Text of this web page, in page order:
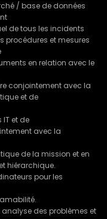
/ base de données
de tous les incidents
procédures et mesures
en relation avec le
conjointement avec la
et de
IT et de
avec la
de la mission et en
hiérarchique.
pour les
des problèmes et